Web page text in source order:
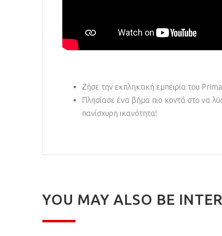
Ζήσε την εκπληκτική εμπειρία του
Πλησίασε ένα βήμα πιο κοντά στο να
πανίσχυρη ικανότητα!
YOU MAY ALSO BE